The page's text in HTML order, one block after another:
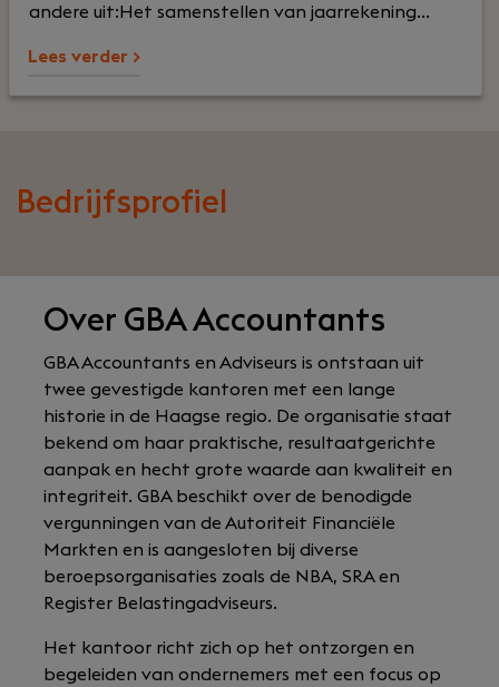
andere uit:Het samenstellen van jaarrekening...
Lees verder >
Bedrijfsprofiel
Over GBA Accountants
GBA Accountants en Adviseurs is ontstaan uit
twee gevestigde kantoren met een lange
historie in de Haagse regio. De organisatie staat
bekend om haar praktische, resultaatgerichte
aanpak en hecht grote waarde aan kwaliteit en
integriteit. GBA beschikt over de benodigde
vergunningen van de Autoriteit Financiële
Markten en is aangesloten bij diverse
beroepsorganisaties zoals de NBA, SRA en
Register Belastingadviseurs.
Het kantoor richt zich op het ontzorgen en
begeleiden van ondernemers met een focus op